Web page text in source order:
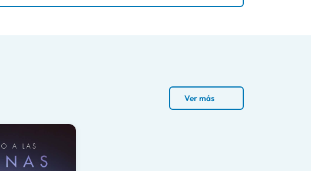
Ver más